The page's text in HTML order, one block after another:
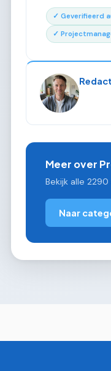
✓ Geverifieerd
✓
Meer over
Bekijk alle
Naar